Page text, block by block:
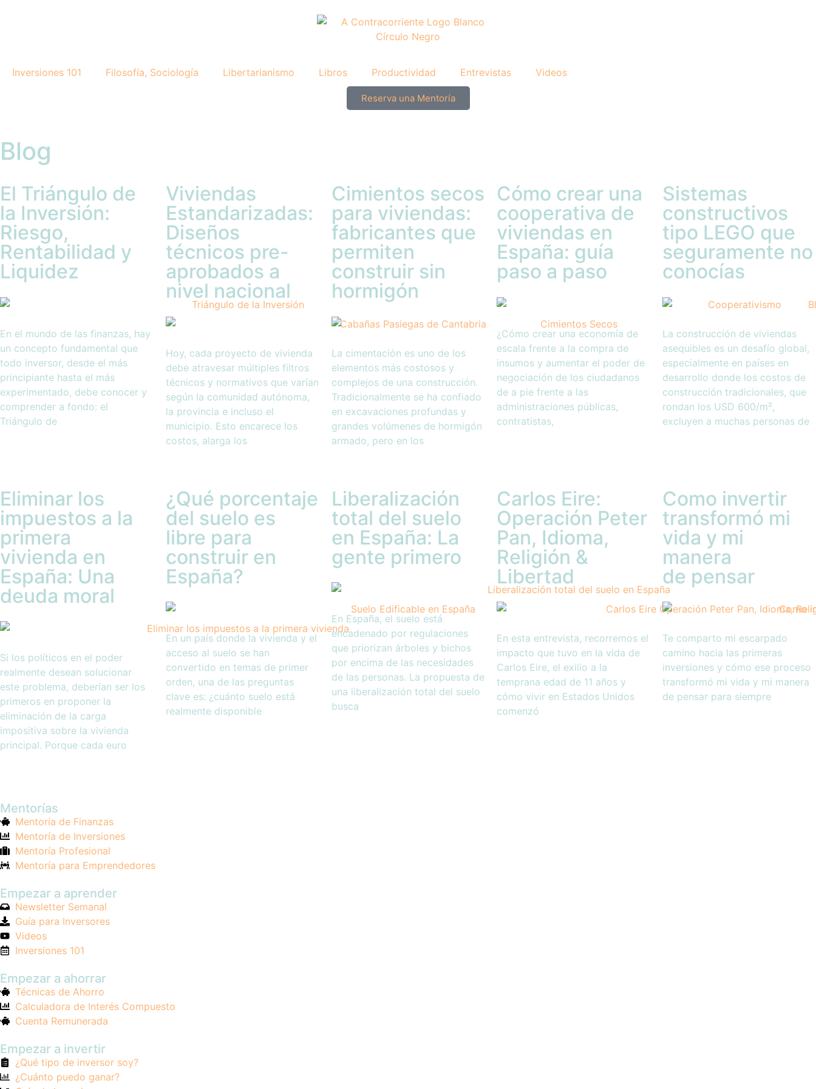
Inversiones 101 Filosofía, Sociología Libertarianismo Libros Productividad Entrevistas Videos
Reserva una Mentoría
Blog
El Triángulo de
la Inversión:
Riesgo,
Rentabilidad y
Liquidez
En el mundo de las finanzas, hay
un concepto fundamental que
todo inversor, desde el más
principiante hasta el más
experimentado, debe conocer y
comprender a fondo: el
Triángulo de
Viviendas
Estandarizadas:
Diseños
técnicos pre-
aprobados a
nivel nacional
Hoy, cada proyecto de vivienda
debe atravesar múltiples filtros
técnicos y normativos que varían
según la comunidad autónoma,
la provincia e incluso el
municipio. Esto encarece los
costos, alarga los
Cimientos secos
para viviendas:
fabricantes que
permiten
construir sin
hormigón
La cimentación es uno de los
elementos más costosos y
complejos de una construcción.
Tradicionalmente se ha confiado
en excavaciones profundas y
grandes volúmenes de hormigón
armado, pero en los
Cómo crear una
cooperativa de
viviendas en
España: guía
paso a paso
¿Cómo crear una economía de
escala frente a la compra de
insumos y aumentar el poder de
negociación de los ciudadanos
de a pie frente a las
administraciones públicas,
contratistas,
Sistemas
constructivos
tipo LEGO que
seguramente no
conocías
La construcción de viviendas
asequibles es un desafío global,
especialmente en países en
desarrollo donde los costos de
construcción tradicionales, que
rondan los USD 600/m²,
excluyen a muchas personas de
Eliminar los
impuestos a la
primera
vivienda en
España: Una
deuda moral
Si los políticos en el poder
realmente desean solucionar
este problema, deberían ser los
primeros en proponer la
eliminación de la carga
impositiva sobre la vivienda
principal. Porque cada euro
¿Qué porcentaje
del suelo es
libre para
construir en
España?
En un país donde la vivienda y el
acceso al suelo se han
convertido en temas de primer
orden, una de las preguntas
clave es: ¿cuánto suelo está
realmente disponible
Liberalización
total del suelo
en España: La
gente primero
En España, el suelo está
encadenado por regulaciones
que priorizan árboles y bichos
por encima de las necesidades
de las personas. La propuesta de
una liberalización total del suelo
busca
Carlos Eire:
Operación Peter
Pan, Idioma,
Religión &
Libertad
En esta entrevista, recorremos el
impacto que tuvo en la vida de
Carlos Eire, el exilio a la
temprana edad de 11 años y
cómo vivir en Estados Unidos
comenzó
Como invertir
transformó mi
vida y mi
manera
de pensar
Te comparto mi escarpado
camino hacia las primeras
inversiones y cómo ese proceso
transformó mi vida y mi manera
de pensar para siempre
Mentorías
Mentoría de Finanzas
Mentoría de Inversiones
Mentoría Profesional
Mentoría para Emprendedores
Empezar a aprender
Newsletter Semanal
Guía para Inversores
Videos
Inversiones 101
Empezar a ahorrar
Técnicas de Ahorro
Calculadora de Interés Compuesto
Cuenta Remunerada
Empezar a invertir
¿Qué tipo de inversor soy?
¿Cuánto puedo ganar?